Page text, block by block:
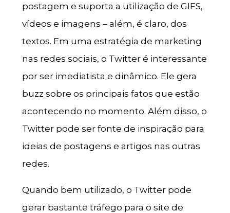
postagem e suporta a utilização de GIFS,
vídeos e imagens – além, é claro, dos
textos. Em uma estratégia de marketing
nas redes sociais, o Twitter é interessante
por ser imediatista e dinâmico. Ele gera
buzz sobre os principais fatos que estão
acontecendo no momento. Além disso, o
Twitter pode ser fonte de inspiração para
ideias de postagens e artigos nas outras
redes.
Quando bem utilizado, o Twitter pode
gerar bastante tráfego para o site de